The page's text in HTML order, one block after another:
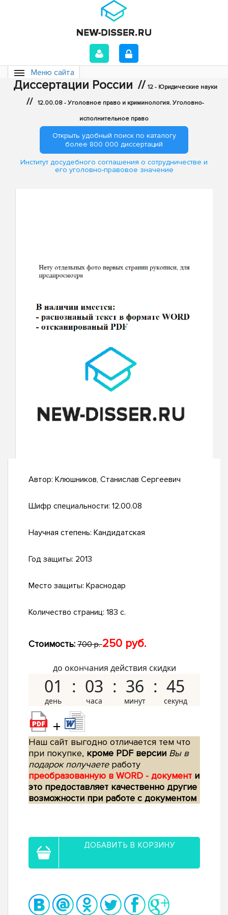
Меню сайта
Диссертации России // 12 - Юридические науки
// 12.00.08 - Уголовное право и криминология. Уголовно-
исполнительное право
Открыть удобный поиск по каталогу
более 800 000 диссертаций
Институт досудебного соглашения о сотрудничестве и
его уголовно-правовое значение
Автор: Клюшников, Станислав Сергеевич
Шифр специальности: 12.00.08
Научная степень: Кандидатская
Год защиты: 2013
Место защиты: Краснодар
Количество страниц: 183 с.
Стоимость: 700 р.250 руб.
до окончания действия скидки
01 03 36 44
+
Наш сайт выгодно отличается тем что
при покупке, кроме PDF версии Вы в
подарок получаетеработу
преобразованную в WORD - документ и
это предоставляет качественно другие
возможности при работе с документом
ДОБАВИТЬ В КОРЗИНУ